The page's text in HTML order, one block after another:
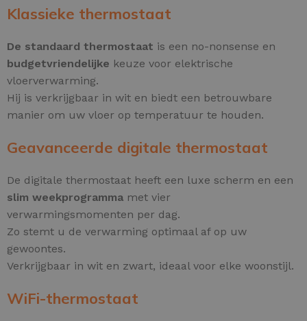
Klassieke thermostaat
De standaard thermostaat is een no-nonsense en
budgetvriendelijke keuze voor elektrische
vloerverwarming.
Hij is verkrijgbaar in wit en biedt een betrouwbare
manier om uw vloer op temperatuur te houden.
Geavanceerde digitale thermostaat
De digitale thermostaat heeft een luxe scherm en een
slim weekprogramma met vier
verwarmingsmomenten per dag.
Zo stemt u de verwarming optimaal af op uw
gewoontes.
Verkrijgbaar in wit en zwart, ideaal voor elke woonstijl.
WiFi-thermostaat